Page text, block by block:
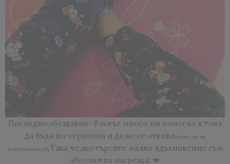
Последно,обещавам- блогът много ми помогна в това
да бъда по-сериозна и да не се откажа(няма да ви
разочаровам,я!).Така че,ако търсите малко вдъхновение съм
абсолютна насреща! 💋